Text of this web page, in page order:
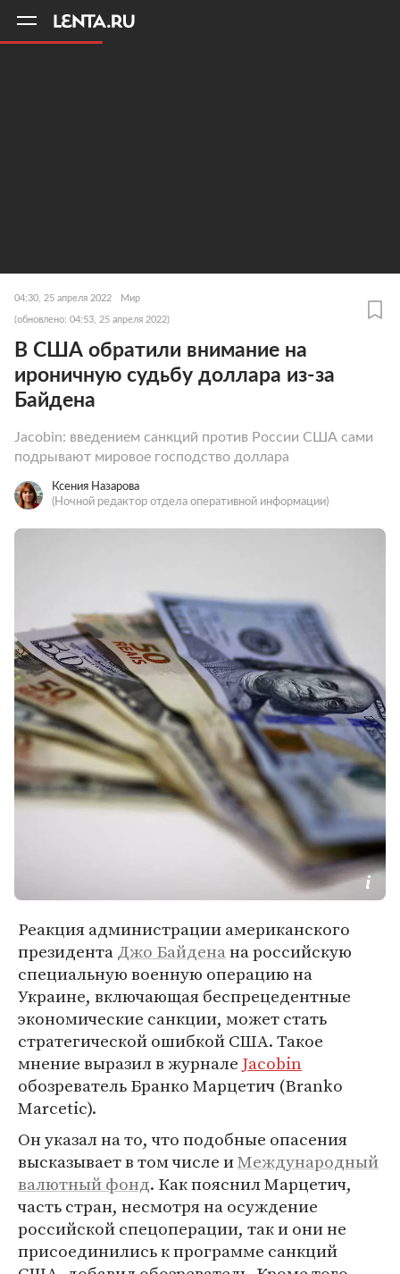
04:30, 25 апреля 2022 Мир
(обновлено: 04:53, 25 апреля 2022)
В США обратили внимание на
ироничную судьбу доллара из-за
Байдена
Jacobin: введением санкций против России США сами
подрывают мировое господство доллара
Ксения Назарова
(Ночной редактор отдела оперативной информации)
Реакция администрации американского
президентаДжо Байденана российскую
специальную военную операцию на
Украине, включающая беспрецедентные
экономические санкции, может стать
стратегической ошибкой США. Такое
мнение выразил в журнале Jacobin
обозреватель Бранко Марцетич (Branko
Marcetic).
Он указал на то, что подобные опасения
высказывает в том числе иМеждународный
валютный фонд. Как пояснил Марцетич,
часть стран, несмотря на осуждение
российской спецоперации, так и они не
присоединились к программе санкций